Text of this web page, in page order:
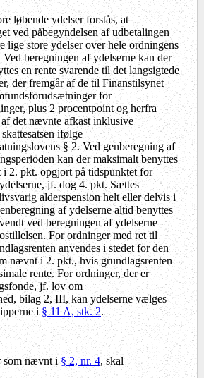
løbende ydelser forstås, at
ved påbegyndelsen af udbetalingen
lige store ydelser over hele ordningens
beregningen af ydelserne kan der
en rente svarende til det langsigtede
der fremgår af de til Finanstilsynet
for
plus 2 procentpoint og herfra
det nævnte afkast inklusive
ifølge
§ 2. Ved genberegning af
kan der maksimalt benyttes
i 2. pkt. opgjort på tidspunktet for
jf. dog 4. pkt. Sættes
alderspension helt eller delvis i
af ydelserne altid benyttes
ved beregningen af ydelserne
For ordninger med ret til
anvendes i stedet for den
nævnt i 2. pkt., hvis grundlagsrenten
rente. For ordninger, der er
jf. lov om
bilag 2, III, kan ydelserne vælges
i § 11 A, stk. 2.
som nævnt i§ 2, nr. 4, skal